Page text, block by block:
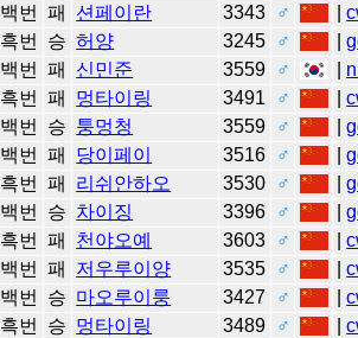
백번 패 션페이란 3343 ♂ |
흑번 승 허양 3245 ♂ |
백번 패 신민준 3559 ♂
흑번 패 멍타이링 3491 ♂ |
백번 승 퉁멍청 3559 ♂ |
백번 패 당이페이 3516 ♂ |
흑번 패 리쉬안하오 3530 ♂ |
백번 승 차이징 3396 ♂ |
흑번 패 천야오예 3603 ♂ |
백번 패 저우루이양 3535 ♂ |
백번 승 마오루이룽 3427 ♂ |
흑번 승 멍타이링 3489 ♂ |